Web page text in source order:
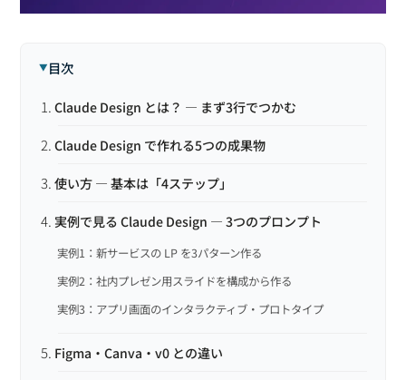
目次
Claude Design とは？ ― まず3行でつかむ
Claude Design で作れる5つの成果物
使い方 ― 基本は「4ステップ」
実例で見る Claude Design ― 3つのプロンプト
実例1：新サービスの LP を3パターン作る
実例2：社内プレゼン用スライドを構成から作る
実例3：アプリ画面のインタラクティブ・プロトタイプ
Figma・Canva・v0 との違い